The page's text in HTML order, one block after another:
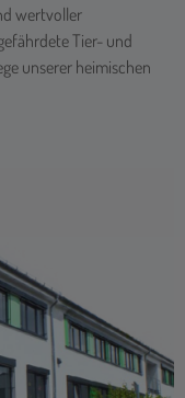
wertvoller
Tier- und
unserer heimischen